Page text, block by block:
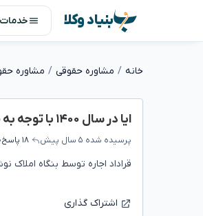
بنیاد وکلا خدمات
خانه مشاوره حقوقی مشاوره
ایا در سال ۱۴۰۰ با توجه به مصوبه کرونا سال قبل حکم تخلیه برای مستاجر صادر می شود؟
پرسیده شده ۵ سال پیش ۱۸ پاسخ
قراداد اجاره توسط بنگاه
اشتراک گذاری